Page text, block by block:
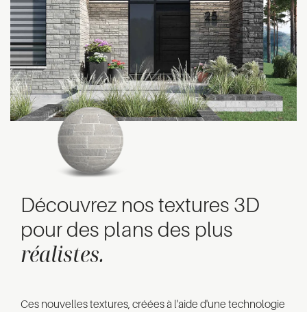
Découvrez nos textures 3D
pour des plans des plus
réalistes.
Ces nouvelles textures, créées à l'aide d'une technologie